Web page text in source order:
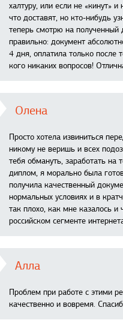
халтуру, или если не «кинут» и
что доставят, но кто-нибудь
теперь смотрю на
правильно: документ
4 дня, оплатила только после
кого никаких вопросов!
Олена
Просто хотела извиниться
никому не веришь и всех
тебя обмануть, заработать на
диплом, я морально была
получила качественный
нормальных условиях и в
так плохо, как мне казалось
российском сегменте
Алла
Проблем при работе с этими
качественно и вовремя.